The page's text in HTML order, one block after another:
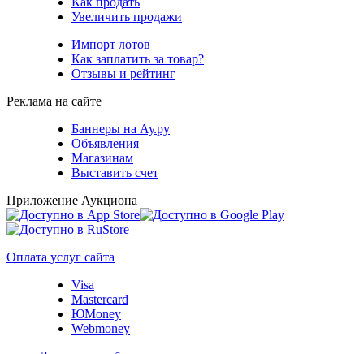
Увеличить продажи
Импорт лотов
Как заплатить за товар?
Отзывы и рейтинг
Реклама на сайте
Баннеры на Ау.ру
Объявления
Магазинам
Выставить счет
Приложение Аукциона
Оплата услуг сайта
Visa
Mastercard
ЮMoney
Webmoney